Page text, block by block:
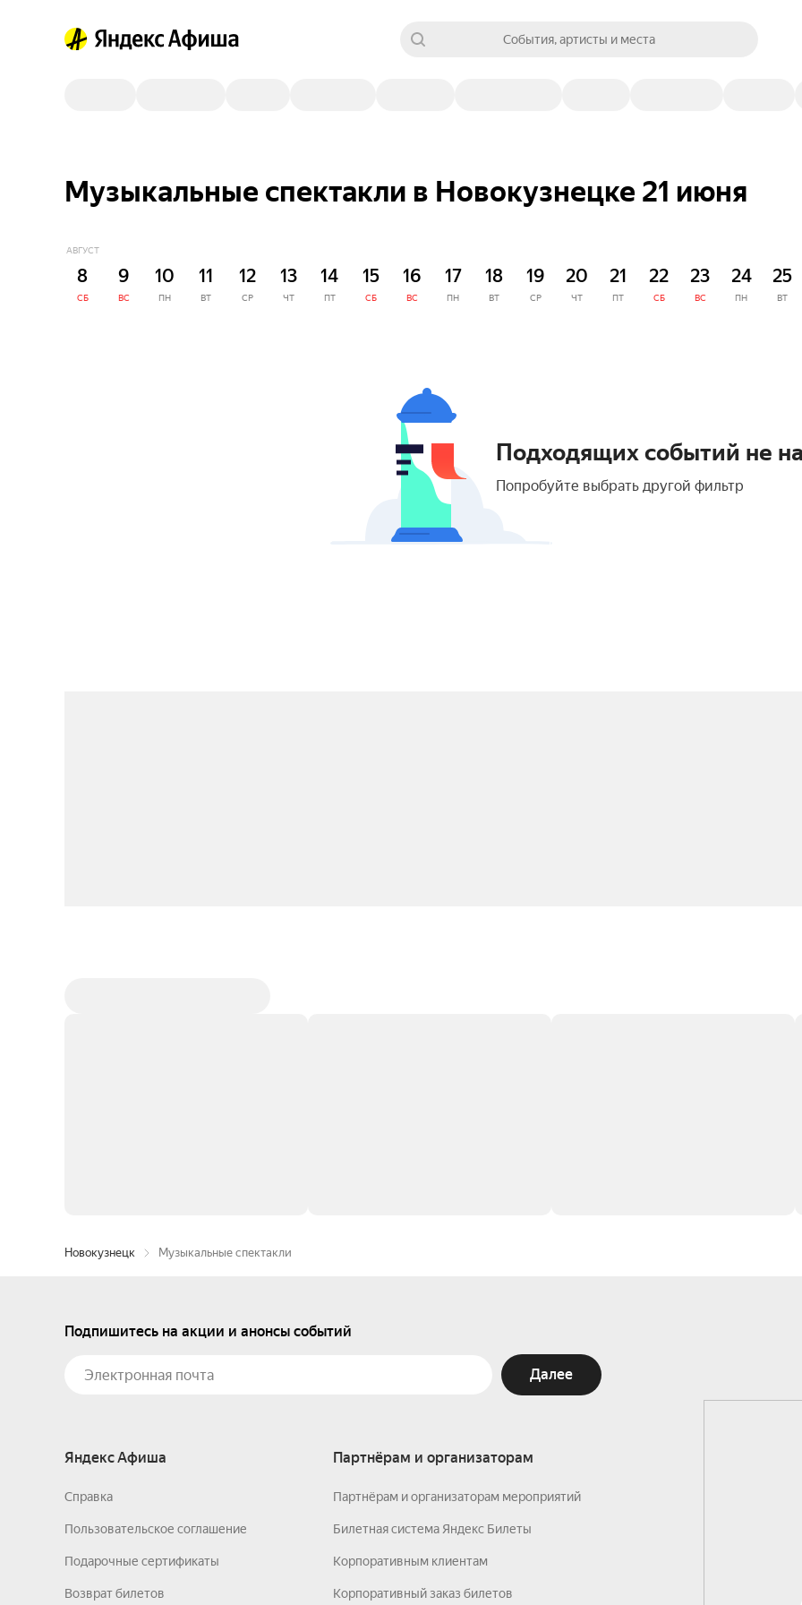
События, артисты и места
Музыкальные спектакли в Новокузнецке 21 июня
АВГУСТ
8
СБ
9
ВС
10
ПН
11
ВТ
12
СР
13
ЧТ
14
ПТ
15
СБ
16
ВС
17
ПН
18
ВТ
19
СР
20
ЧТ
21
ПТ
22
СБ
23
ВС
24
ПН
25
ВТ
Подходящих событий не
Попробуйте выбрать другой фильтр
Новокузнецк Музыкальные спектакли
Подпишитесь на акции и анонсы событий
Далее
Яндекс Афиша
Справка
Пользовательское соглашение
Подарочные сертификаты
Возврат билетов
Партнёрам и организаторам
Партнёрам и организаторам мероприятий
Билетная система Яндекс Билеты
Корпоративным клиентам
Корпоративный заказ билетов